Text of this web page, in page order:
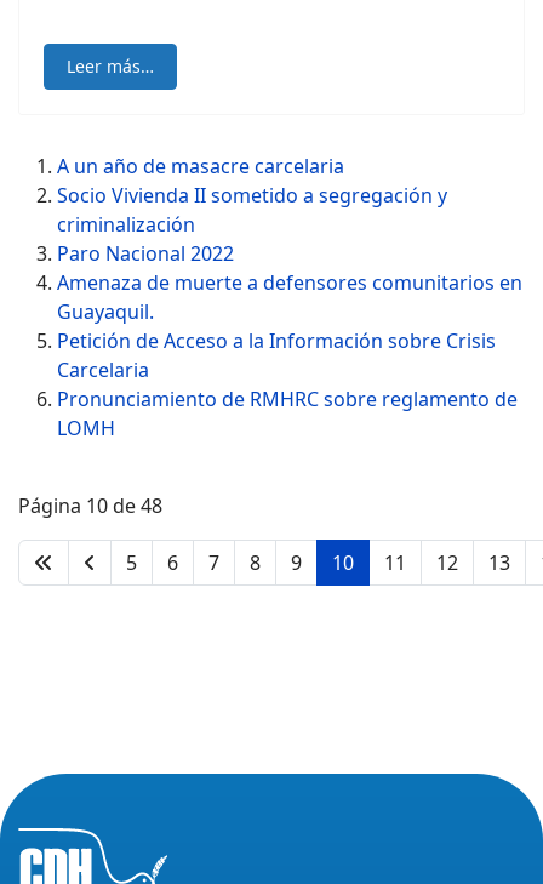
Leer más…
A un año de masacre carcelaria
Socio Vivienda II sometido a segregación y
criminalización
Paro Nacional 2022
Amenaza de muerte a defensores comunitarios en
Guayaquil.
Petición de Acceso a la Información sobre Crisis
Carcelaria
Pronunciamiento de RMHRC sobre reglamento de
LOMH
Página 10 de 48
5 6 7 8 9 10 11 12 13